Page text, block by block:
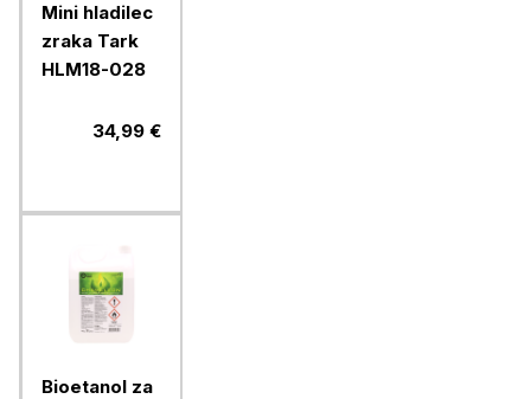
Mini hladilec
zraka Tark
HLM18-028
34,99 €
Bioetanol za